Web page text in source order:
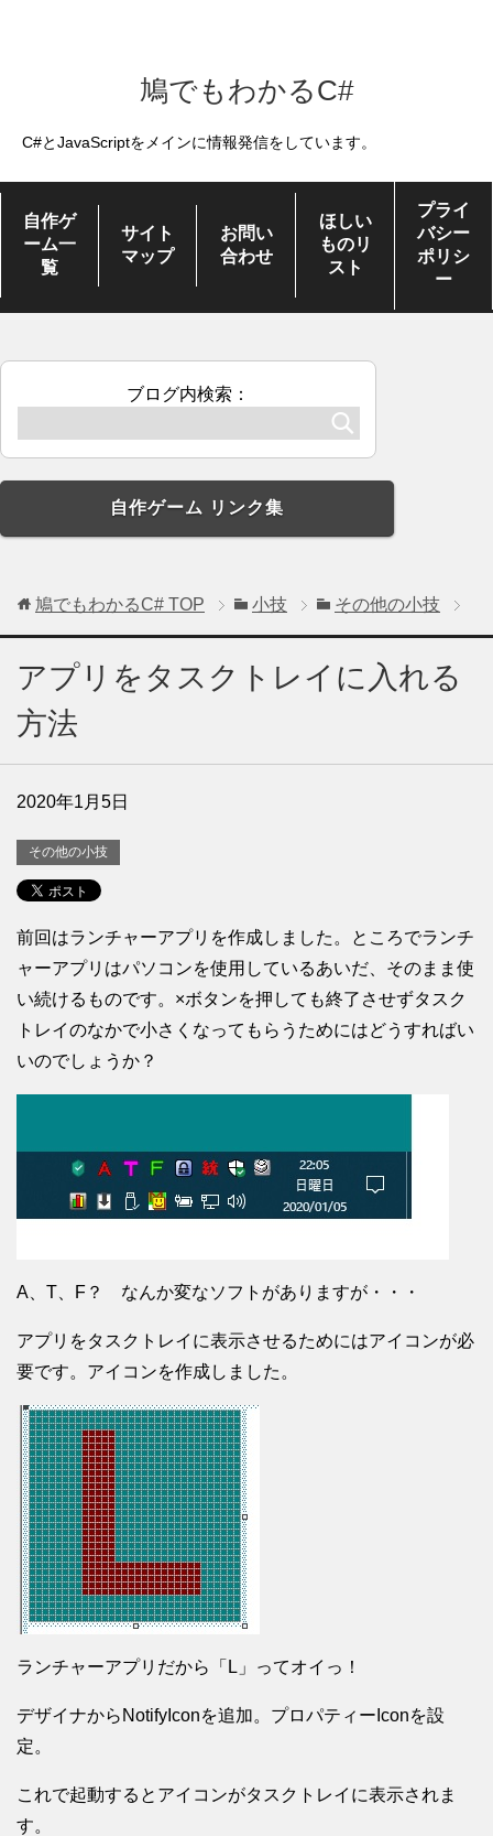
鳩でもわかるC#
C#とJavaScriptをメインに情報発信をしています。
自作ゲ
ーム一
覧
サイト
マップ
お問い
合わせ
ほしい
ものリ
スト
プライ
バシー
ポリシ
ー
ブログ内検索：
自作ゲーム リンク集
鳩でもわかるC# TOP 小技 その他の小技
アプリをタスクトレイに入れる
方法
2020年1月5日
その他の小技
前回はランチャーアプリを作成しました。ところでランチ
ャーアプリはパソコンを使用しているあいだ、そのまま使
い続けるものです。×ボタンを押しても終了させずタスク
トレイのなかで小さくなってもらうためにはどうすればい
いのでしょうか？
A、T、F？ なんか変なソフトがありますが・・・
アプリをタスクトレイに表示させるためにはアイコンが必
要です。アイコンを作成しました。
ランチャーアプリだから「L」ってオイっ！
デザイナからNotifyIconを追加。プロパティーIconを設
定。
これで起動するとアイコンがタスクトレイに表示されま
す。